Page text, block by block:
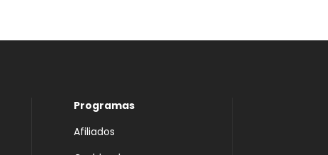
Programas
Afiliados